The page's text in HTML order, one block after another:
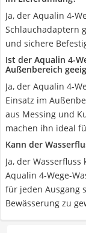
Ja, der Aqualin 4-
Schlauchadaptern
und sichere
Ist der Aqualin 4-
Außenbereich
Ja, der Aqualin 4-
Einsatz im
aus Messing und
machen ihn ideal
Kann der
Ja, der
Aqualin 4-Wege-
für jeden Ausgang
Bewässerung zu